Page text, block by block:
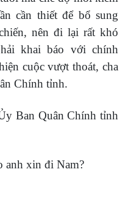
cần thiết để bổ sung
nên đi lại rất khó
khai báo với chính
cuộc vượt thoát, cha
Chính tỉnh.
Ban Quân Chính tỉnh
anh xin đi Nam?